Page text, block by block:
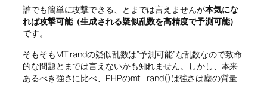
誰でも簡単に攻撃できる、とまでは言えませんが本気にな
れば攻撃可能（生成される疑似乱数を高精度で予測可能）
です。
そもそもMT randの疑似乱数は”予測可能”な乱数なので致命
的な問題とまでは言えないかも知れません。しかし、本来
あるべき強さに比べ、PHPのmt_rand()は強さは塵の質量